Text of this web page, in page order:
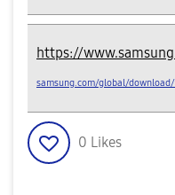
https://
samsung.com/global/
0 Likes